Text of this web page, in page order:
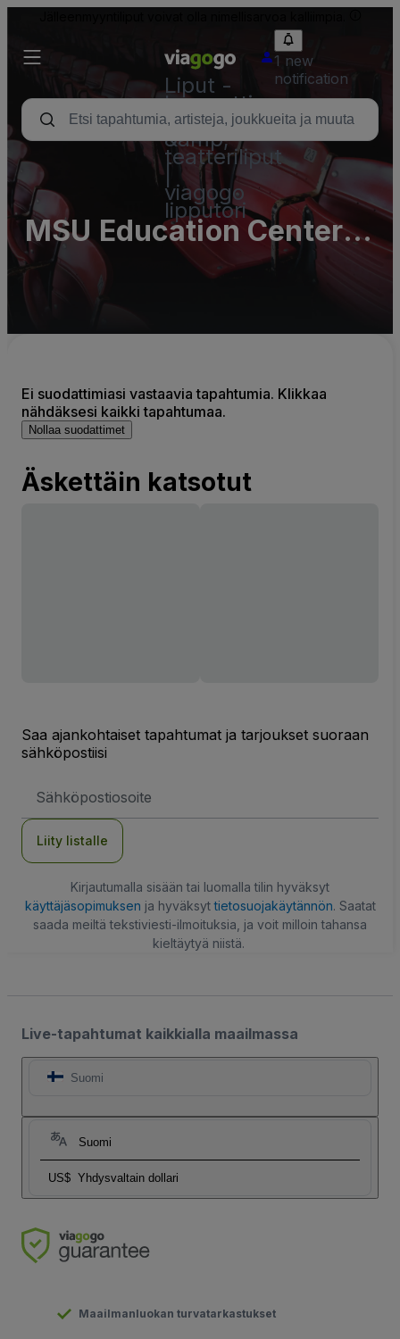
Liput -
konsertti,
urheilu
&amp;
teatteriliput
viagogo
lipputori
1 new
notification
MSU Education Center
Parking Lots (InActive)
Ei suodattimiasi vastaavia tapahtumia. Klikkaa
nähdäksesi kaikki tapahtumaa.
Nollaa suodattimet
Äskettäin katsotut
Saa ajankohtaiset tapahtumat ja tarjoukset suoraan
sähköpostiisi
Liity listalle
Kirjautumalla sisään tai luomalla tilin hyväksyt
käyttäjäsopimuksen ja hyväksyttietosuojakäytännön. Saatat
saada meiltä tekstiviesti-ilmoituksia, ja voit milloin tahansa
kieltäytyä niistä.
Live-tapahtumat kaikkialla maailmassa
Suomi
Suomi
US$ Yhdysvaltain dollari
Maailmanluokan turvatarkastukset